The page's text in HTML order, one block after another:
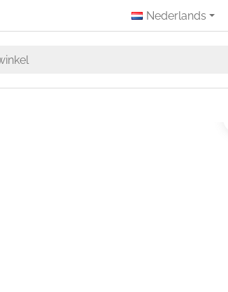
Nederlands